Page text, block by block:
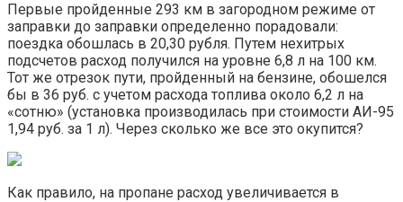
Первые пройденные 293 км в загородном режиме от
заправки до заправки определенно порадовали:
поездка обошлась в 20,30 рубля. Путем нехитрых
подсчетов расход получился на уровне 6,8 л на 100 км.
Тот же отрезок пути, пройденный на бензине, обошелся
бы в 36 руб. с учетом расхода топлива около 6,2 л на
«сотню» (установка производилась при стоимости АИ-95
1,94 руб. за 1 л). Через сколько же все это окупится?
Как правило, на пропане расход увеличивается в